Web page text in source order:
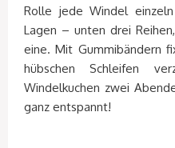
Rolle jede Windel
Lagen – unten drei
eine. Mit Gummibändern
hübschen Schleifen
Windelkuchen zwei
ganz entspannt!